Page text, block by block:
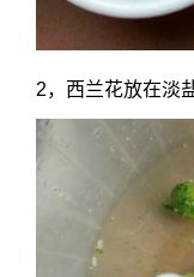
2，西兰花放在淡